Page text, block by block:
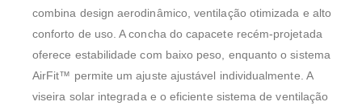
combina design aerodinâmico, ventilação otimizada e alto
conforto de uso. A concha do capacete recém-projetada
oferece estabilidade com baixo peso, enquanto o sistema
AirFit™ permite um ajuste ajustável individualmente. A
viseira solar integrada e o eficiente sistema de ventilação